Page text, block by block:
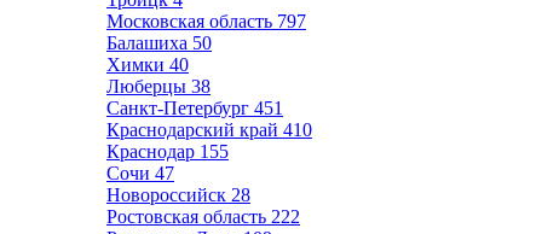
Московская область 797
Балашиха 50
Химки 40
Люберцы 38
Санкт-Петербург 451
Краснодарский край 410
Краснодар 155
Сочи 47
Новороссийск 28
Ростовская область 222